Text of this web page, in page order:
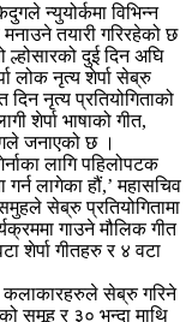
न्युयोर्कमा विभिन्न
तयारी गरिरहेको छ
दुई दिन अघि
लोक नृत्य शेर्पा सेब्रु
नृत्य प्रतियोगिताको
शेर्पा भाषाको गीत,
जनाएको छ ।
लागि पहिलोपटक
लागेका हौं,’ महासचिव
सेब्रु प्रतियोगितामा
गाउने मौलिक गीत
शेर्पा गीतहरु र ४ वटा
कलाकारहरुले सेब्रु गरिने
समूह र ३० भन्दा माथि